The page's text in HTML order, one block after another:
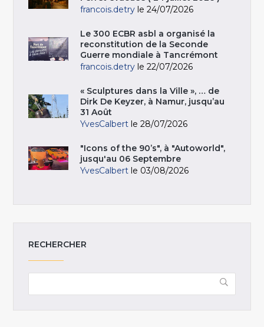
francois.detry le 24/07/2026
Le 300 ECBR asbl a organisé la
reconstitution de la Seconde
Guerre mondiale à Tancrémont
francois.detry le 22/07/2026
« Sculptures dans la Ville », … de
Dirk De Keyzer, à Namur, jusqu’au
31 Août
YvesCalbert le 28/07/2026
"Icons of the 90’s", à "Autoworld",
jusqu'au 06 Septembre
YvesCalbert le 03/08/2026
RECHERCHER